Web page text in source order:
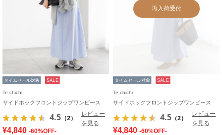
タイムセール対象 SALE
Te chichi
サイドホックフロントジップワンピース
4.5 （2）
レビュー
を見る
¥4,840 -60%OFF-
再入荷受付
タイムセール対象 SALE
Te chichi
サイドホックフロントジップワンピース
4.5 （2）
レビュー
を見る
¥4,840 -60%OFF-